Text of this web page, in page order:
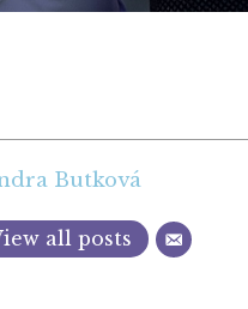
Butková
all posts